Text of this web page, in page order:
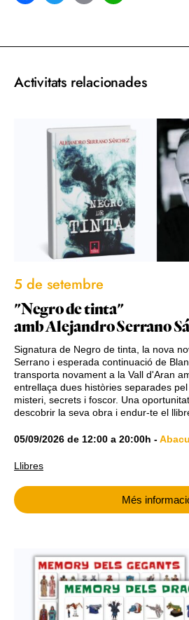
Activitats relacionades
5 de setembre
"Negro de tinta"
amb Alejandro Serrano
Signatura de Negro de tinta, la nova
Serrano i esperada continuació de
transporta novament a la Vall d'Aran
entrellaça dues històries separades
misteri, secrets i foscor. Una
descobrir la seva obra i endur-te el
05/09/2026 de 12:00 a 20:00h -
Llibres
Més